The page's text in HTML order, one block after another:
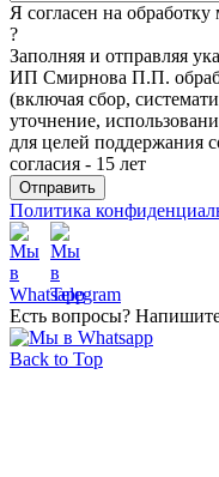
Я согласен на
?
Заполняя и отправляя
ИП Смирнова П.П.
(включая сбор,
уточнение,
для целей поддержания
согласия - 15 лет
Политика
Есть вопросы?
Back to Top